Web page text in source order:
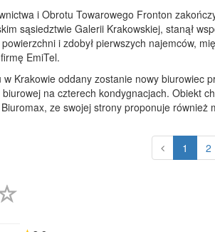
i Obrotu Towarowego Fronton
sąsiedztwie Galerii Krakowskiej, stanął
i zdobył pierwszych najemców,
EmiTel.
Krakowie oddany zostanie nowy biurowiec
na czterech kondygnacjach. Obiekt
ze swojej strony proponuje
1 2